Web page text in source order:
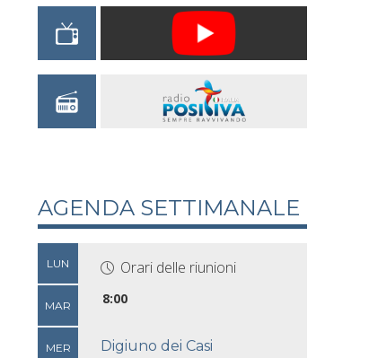
AGENDA SETTIMANALE
LUN
MAR
MER
Orari delle riunioni
8:00
Digiuno dei Casi